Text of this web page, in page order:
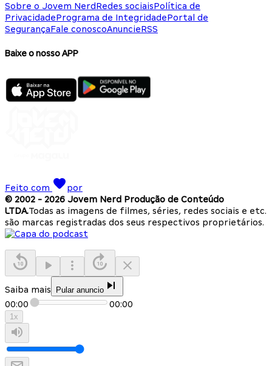
Sobre o Jovem NerdRedes sociaisPolítica de
PrivacidadePrograma de IntegridadePortal de
SegurançaFale conoscoAnuncieRSS
Baixe o nosso APP
Feito com
por
© 2002 - 2026 Jovem Nerd Produção de Conteúdo
LTDA.Todas as imagens de filmes, séries, redes sociais e etc.
são marcas registradas dos seus respectivos proprietários.
Saiba mais Pular anuncio
00:00 00:00
1x